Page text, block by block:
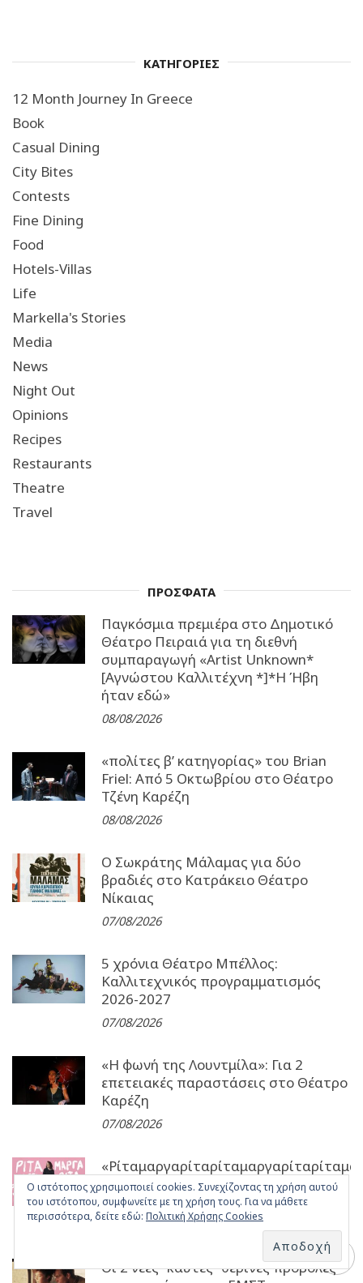
ΚΑΤΗΓΟΡΙΕΣ
12 Month Journey In Greece
Book
Casual Dining
City Bites
Contests
Fine Dining
Food
Hotels-Villas
Life
Markella's Stories
Media
News
Night Out
Opinions
Recipes
Restaurants
Theatre
Travel
ΠΡΟΣΦΑΤΑ
Παγκόσμια πρεμιέρα στο Δημοτικό
Θέατρο Πειραιά για τη διεθνή
συμπαραγωγή «Artist Unknown*
[Αγνώστου Καλλιτέχνη *]*Η Ήβη
ήταν εδώ»
08/08/2026
«πολίτες β’ κατηγορίας» του Brian
Friel: Από 5 Οκτωβρίου στο Θέατρο
Τζένη Καρέζη
08/08/2026
Ο Σωκράτης Μάλαμας για δύο
βραδιές στο Κατράκειο Θέατρο
Νίκαιας
07/08/2026
5 χρόνια Θέατρο Μπέλλος:
Καλλιτεχνικός προγραμματισμός
2026-2027
07/08/2026
«Η φωνή της Λουντμίλα»: Για 2
επετειακές παραστάσεις στο Θέατρο
Καρέζη
07/08/2026
Από τις 26 Οκτωβρίου στο θέατρο
Άνεσις
07/08/2026
Οι 2 νέες “καυτές” θερινές προβολές
Ο ιστότοπος χρησιμοποιεί cookies. Συνεχίζοντας τη χρήση αυτού
του ιστότοπου, συμφωνείτε με τη χρήση τους. Για να μάθετε
περισσότερα, δείτε εδώ: Πολιτική Χρήσης Cookies